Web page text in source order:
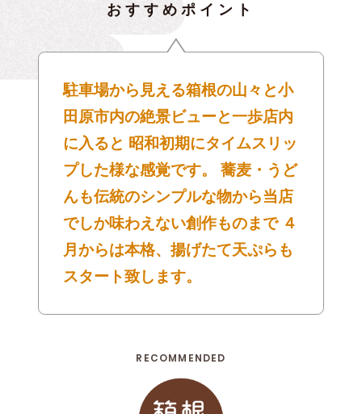
おすすめポイント
駐車場から見える箱根の山々と小
田原市内の絶景ビューと一歩店内
に入ると 昭和初期にタイムスリッ
プした様な感覚です。 蕎麦・うど
んも伝統のシンプルな物から当店
でしか味わえない創作ものまで ４
月からは本格、揚げたて天ぷらも
スタート致します。
RECOMMENDED